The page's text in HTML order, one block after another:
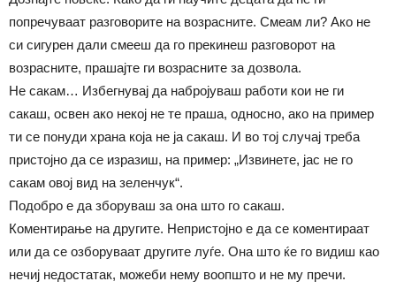
попречуваат разговорите на возрасните. Смеам ли? Ако не
си сигурен дали смееш да го прекинеш разговорот на
возрасните, прашајте ги возрасните за дозвола.
Не сакам… Избегнувај да набројуваш работи кои не ги
сакаш, освен ако некој не те праша, односно, ако на пример
ти се понуди храна која не ја сакаш. И во тој случај треба
пристојно да се изразиш, на пример: „Извинете, јас не го
сакам овој вид на зеленчук“.
Подобро е да зборуваш за она што го сакаш.
Коментирање на другите. Непристојно е да се коментираат
или да се озборуваат другите луѓе. Она што ќе го видиш као
нечиј недостатак, можеби нему воопшто и не му пречи.